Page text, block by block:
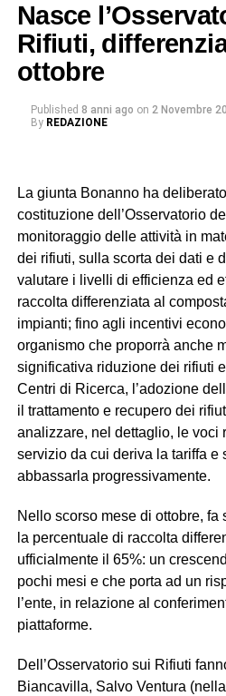
Nasce
Rifiuti,
ottobre
Published 8 anni ago on 2 Novembre
By REDAZIONE
La giunta Bonanno ha
costituzione dell’Osservatorio
monitoraggio delle attività in
dei rifiuti, sulla scorta dei dati e
valutare i livelli di efficienza ed
raccolta differenziata al
impianti; fino agli incentivi
organismo che proporrà anche
significativa riduzione dei rifiuti
Centri di Ricerca, l’adozione
il trattamento e recupero dei
analizzare, nel dettaglio, le voci
servizio da cui deriva la tariffa e
abbassarla progressivamente.
Nello scorso mese di ottobre, fa
la percentuale di raccolta
ufficialmente il 65%: un
pochi mesi e che porta ad un
l’ente, in relazione al
piattaforme.
Dell’Osservatorio sui Rifiuti
Biancavilla, Salvo Ventura